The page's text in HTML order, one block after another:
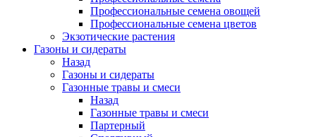
Профессиональные семена овощей
Профессиональные семена цветов
Экзотические растения
Газоны и сидераты
Назад
Газоны и сидераты
Газонные травы и смеси
Назад
Газонные травы и смеси
Партерный